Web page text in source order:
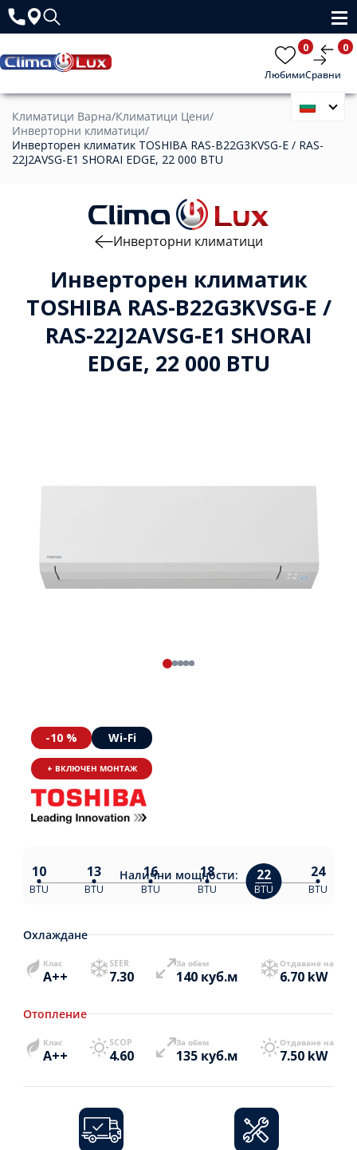
Любими
0
Сравни
0
Климатици Варна/Климатици Цени/
Инверторни климатици/
Инверторен климатик TOSHIBA RAS-B22G3KVSG-E / RAS-
22J2AVSG-E1 SHORAI EDGE, 22 000 BTU
Инверторен климатик
TOSHIBA RAS-B22G3KVSG-E /
RAS-22J2AVSG-E1 SHORAI
EDGE, 22 000 BTU
Инверторни климатици
-10 % Wi-Fi
+ ВКЛЮЧЕН МОНТАЖ
Налични мощности:
10
BTU
13
BTU
16
BTU
18
BTU
22
BTU
24
BTU
Охлаждане
Клас
A++
SEER
7.30
За обем
140 куб.м
Отдаване на
6.70 kW
Отопление
Клас
A++
SCOP
4.60
За обем
135 куб.м
Отдаване на
7.50 kW